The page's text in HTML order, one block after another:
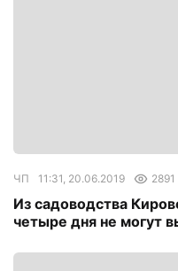
ЧП 11:31, 20.06.2019 2891
Из садоводства
четыре дня не могут